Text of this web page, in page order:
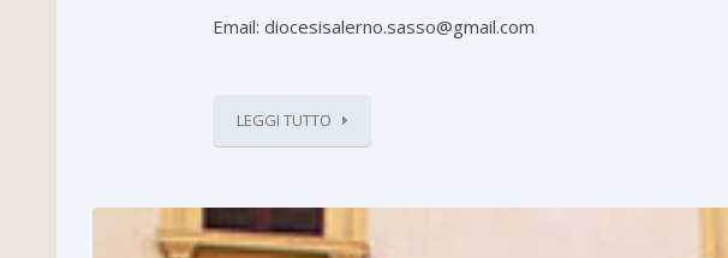
Email: diocesisalerno.sasso@gmail.com
LEGGI TUTTO